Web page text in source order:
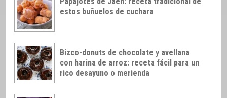
estos buñuelos de cuchara
Bizco-donuts de chocolate y avellana
con harina de arroz: receta fácil para un
rico desayuno o merienda